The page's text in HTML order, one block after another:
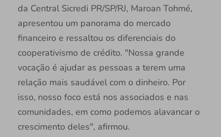
da Central Sicredi PR/SP/RJ, Maroan Tohmé,
apresentou um panorama do mercado
financeiro e ressaltou os diferenciais do
cooperativismo de crédito. "Nossa grande
vocação é ajudar as pessoas a terem uma
relação mais saudável com o dinheiro. Por
isso, nosso foco está nos associados e nas
comunidades, em como podemos alavancar o
crescimento deles", afirmou.